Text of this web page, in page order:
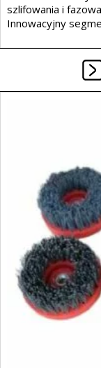
szlifowania i
Innowacyjny